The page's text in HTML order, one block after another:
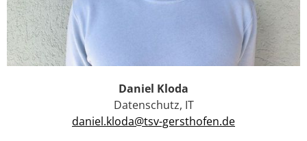
Daniel Kloda
Datenschutz, IT
daniel.kloda@tsv-gersthofen.de